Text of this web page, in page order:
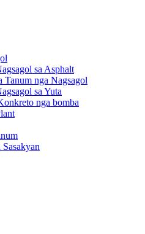
sa Asphalt
Tanum nga Nagsagol
sa Yuta
nga bomba